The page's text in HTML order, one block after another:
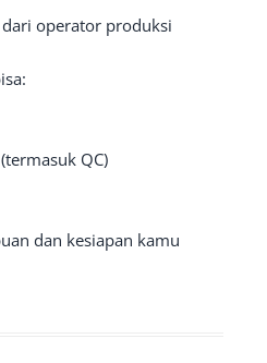
operator produksi
QC)
dan kesiapan kamu